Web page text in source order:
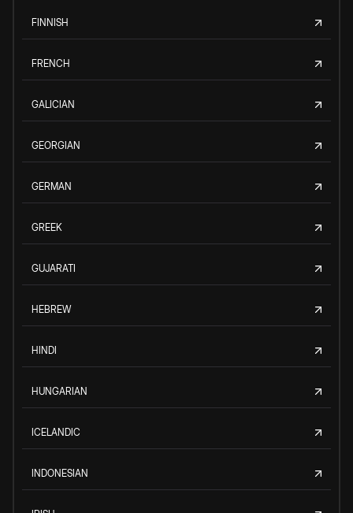
FINNISH
FRENCH
GALICIAN
GEORGIAN
GERMAN
GREEK
GUJARATI
HEBREW
HINDI
HUNGARIAN
ICELANDIC
INDONESIAN